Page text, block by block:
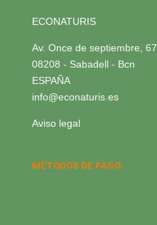
ECONATURIS
Av. Once de septiembre, 67
08208 - Sabadell - Bcn
ESPAÑA
info@econaturis.es
Aviso legal
MÉTODOS DE PAGO: